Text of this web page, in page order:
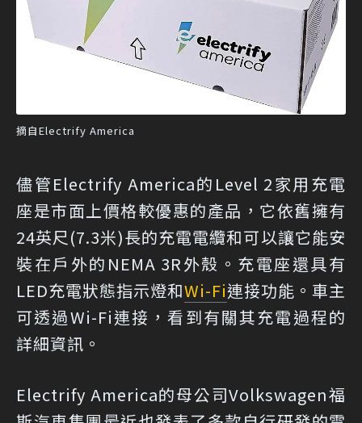
摘自Electrify America
儘管Electrify America的Level 2家用充電
座是市面上價格較優惠的產品，它依舊擁有
24英尺(7.3米)長的充電電纜和可以讓它能安
裝在戶外的NEMA 3R外殼。充電座還具有
LED充電狀態指示燈和Wi-Fi連接功能。車主
可透過Wi-Fi連接，看到有關其充電過程的
詳細資訊。
Electrify America的母公司Volkswagen福